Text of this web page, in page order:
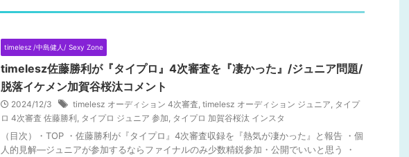
timelesz /中島健人/ Sexy Zone
timelesz佐藤勝利が『タイプロ』4次審査を『凄かった』/ジュニア問題/
脱落イケメン加賀谷桜汰コメント
2024/12/3 timelesz オーディション 4次審査, timelesz オーディション ジュニア, タイプ
ロ 4次審査 佐藤勝利, タイプロ ジュニア 参加, タイプロ 加賀谷桜汰 インスタ
（目次）・TOP ・佐藤勝利が『タイプロ』4次審査収録を『熱気が凄かった』と報告 ・個
人的見解―ジュニアが参加するならファイナルのみ少数精鋭参加・公開でいいと思う ・